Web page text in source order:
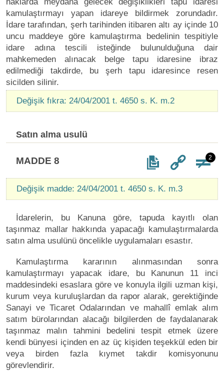
kamulaştırmayı yapan idareye bildirmek zorundadır.
İdare tarafından, şerh tarihinden itibaren altı ay içinde 10
uncu maddeye göre kamulaştırma bedelinin tespitiyle
idare adına tescili isteğinde bulunulduğuna dair
mahkemeden alınacak belge tapu idaresine ibraz
edilmediği takdirde, bu şerh tapu idaresince resen
sicilden silinir.
Değişik fıkra: 24/04/2001 t. 4650 s. K. m.2
Satın alma usulü
MADDE 8 2
Değişik madde: 24/04/2001 t. 4650 s. K. m.3
İdarelerin, bu Kanuna göre, tapuda kayıtlı olan
taşınmaz mallar hakkında yapacağı kamulaştırmalarda
satın alma usulünü öncelikle uygulamaları esastır.
Kamulaştırma kararının alınmasından sonra
kamulaştırmayı yapacak idare, bu Kanunun 11 inci
maddesindeki esaslara göre ve konuyla ilgili uzman kişi,
kurum veya kuruluşlardan da rapor alarak, gerektiğinde
Sanayi ve Ticaret Odalarından ve mahallî emlak alım
satım bürolarından alacağı bilgilerden de faydalanarak
taşınmaz malın tahmini bedelini tespit etmek üzere
kendi bünyesi içinden en az üç kişiden teşekkül eden bir
veya birden fazla kıymet takdir komisyonunu
görevlendirir.